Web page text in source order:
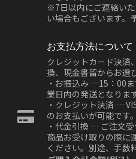
※7日以内にご連絡い
い場合もございます。
お支払方法について
クレジットカード決済
換、現金書留からお選
・お振込み …15：00
業日内の発送となります
・クレジット決済 …
のお支払いが可能です。
・代金引換 … ご注文受
商品お受け取りの際に
ください。別途、手数